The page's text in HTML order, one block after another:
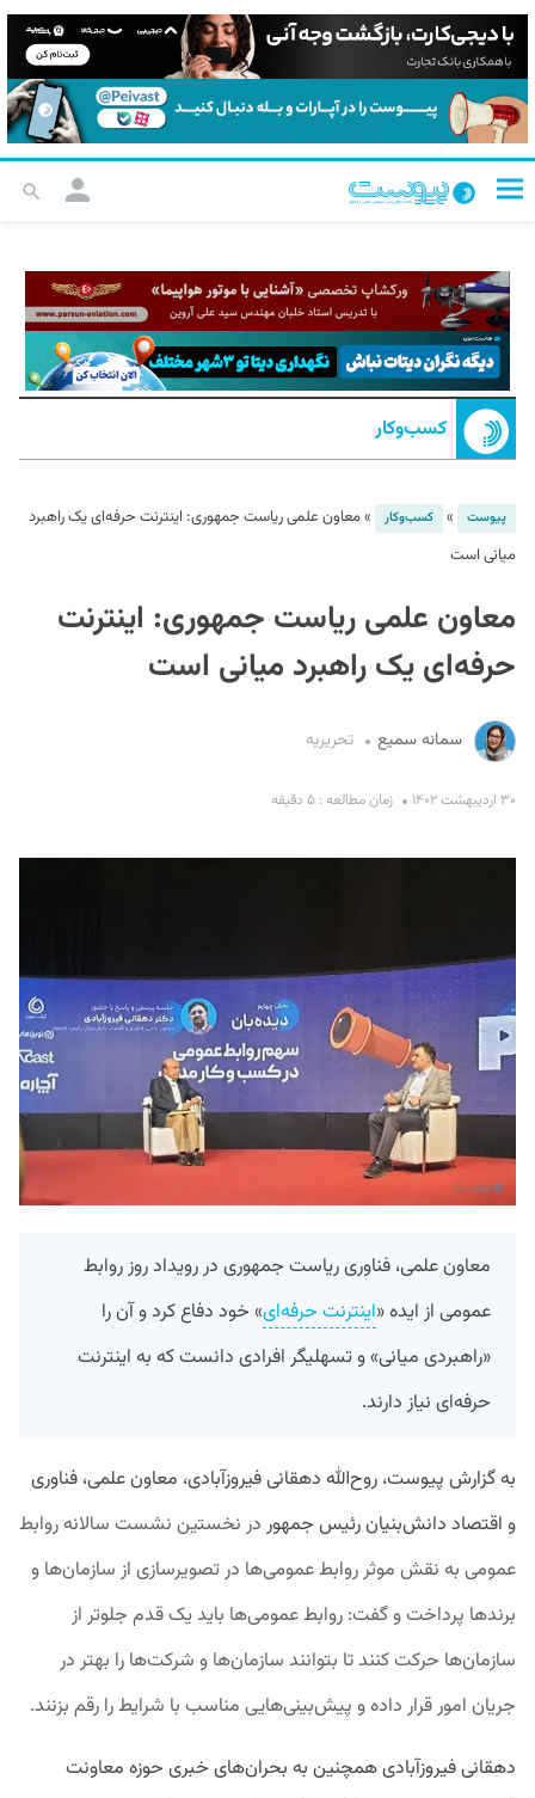
کسب‌و‌کار
پیوست » کسب‌و‌کار »معاون علمی ریاست جمهوری: اینترنت حرفه‌ای یک راهبرد
میانی است
معاون علمی ریاست جمهوری: اینترنت
حرفه‌ای یک راهبرد میانی است
سمانه سمیع تحریریه
۳۰ اردیبهشت ۱۴۰۲ زمان مطالعه : ۵ دقیقه
معاون علمی، فناوری ریاست جمهوری در رویداد روز روابط
عمومی از ایده «اینترنت حرفه‌ای» خود دفاع کرد و آن را
«راهبردی میانی» و تسهلیگر افرادی دانست که به اینترنت
حرفه‌ای نیاز دارند.
به گزارش پیوست، روح‌الله دهقانی فیروزآبادی، معاون علمی، فناوری
و اقتصاد دانش‌بنیان رئیس جمهور در نخستین نشست سالانه روابط
عمومی‌ به نقش موثر روابط عمومی‌ها در تصویرسازی از سازمان‌ها و
برندها پرداخت و گفت: روابط عمومی‌ها باید یک قدم جلوتر از
سازمان‌ها حرکت کنند تا بتوانند سازمان‌ها و شرکت‌ها را بهتر در
جریان امور قرار داده و پیش‌بینی‌هایی مناسب با شرایط را رقم بزنند.
دهقانی فیروزآبادی همچنین به بحران‌های خبری حوزه معاونت